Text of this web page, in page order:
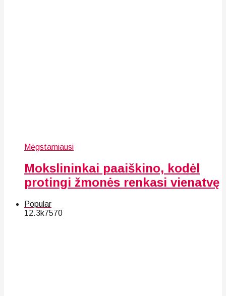
Mėgstamiausi
Mokslininkai paaiškino, kodėl
protingi žmonės renkasi vienatvę
Popular
12.3k7570